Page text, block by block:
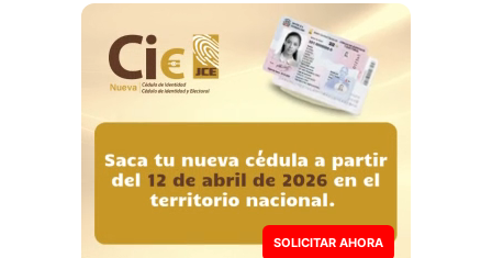
SOLICITAR AHORA